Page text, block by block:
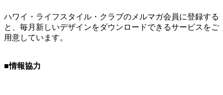
ハワイ・ライフスタイル・クラブのメルマガ会員に登録する
と、毎月新しいデザインをダウンロードできるサービスをご
用意しています。
■情報協力